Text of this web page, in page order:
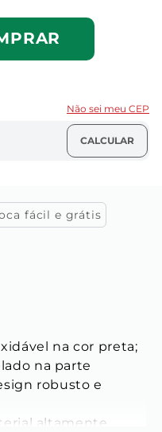
Não sei meu CEP
fácil e grátis
na cor preta;
na parte
robusto e
altamente